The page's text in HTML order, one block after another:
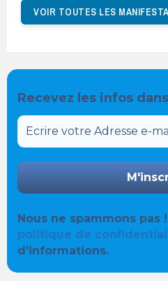
VOIR TOUTES LES
Recevez les infos
Nous ne spammons pas
politique de
d’informations.